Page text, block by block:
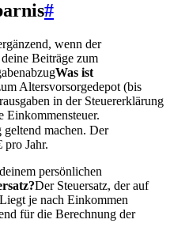
#
wenn der
Beiträge zum
Was ist
Altersvorsorgedepot (bis
in der Steuererklärung
Einkommensteuer.
geltend machen. Der
pro Jahr.
persönlichen
Der Steuersatz, der auf
je nach Einkommen
für die Berechnung der